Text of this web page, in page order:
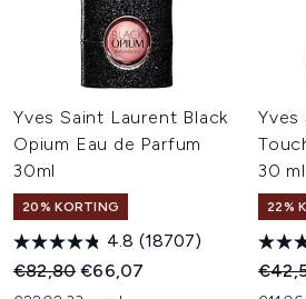
Yves Saint Laurent Black
Opium Eau de Parfum
30ml
20% KORTING
4.8 (18707)
Recommended Retail Price:
€82,80Huidige prijs:
€66,07
Yves
30 ml
22%